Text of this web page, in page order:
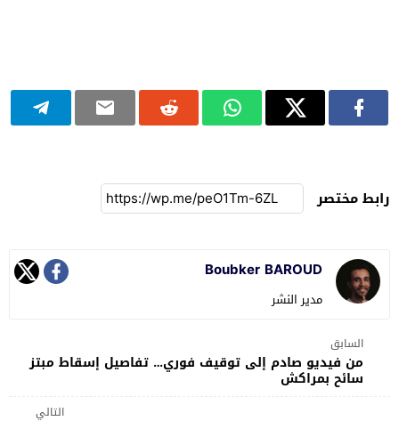
رابط مختصر
Boubker BAROUD
مدير النشر
السابق
من فيديو صادم إلى توقيف فوري… تفاصيل إسقاط مبتز
سائح بمراكش
التالي